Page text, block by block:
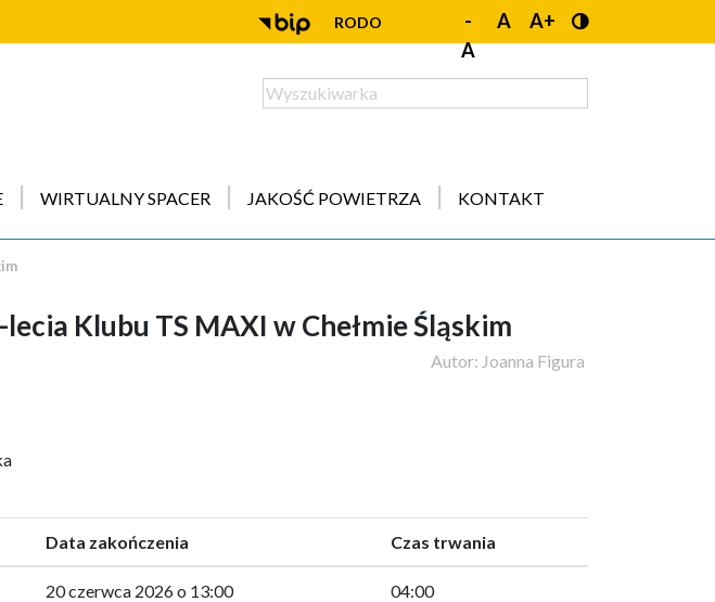
RODO
-
A
A A+
WIRTUALNY SPACER JAKOŚĆ POWIETRZA KONTAKT
Klubu TS MAXI w Chełmie Śląskim
Autor: Joanna Figura
Data zakończenia Czas trwania
20 czerwca 2026 o 13:00 04:00